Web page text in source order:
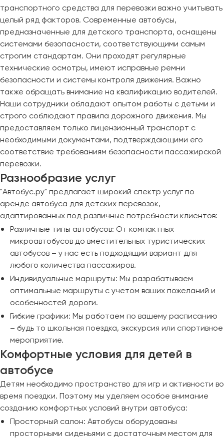
транспортного средства для перевозки важно учитывать
целый ряд факторов. Современные автобусы,
предназначенные для детского транспорта, оснащены
системами безопасности, соответствующими самым
строгим стандартам. Они проходят регулярные
технические осмотры, имеют исправные ремни
безопасности и системы контроля движения. Важно
также обращать внимание на квалификацию водителей.
Наши сотрудники обладают опытом работы с детьми и
строго соблюдают правила дорожного движения. Мы
предоставляем только лицензионный транспорт с
необходимыми документами, подтверждающими его
соответствие требованиям безопасности пассажирской
перевозки.
Разнообразие услуг
"Автобус.ру" предлагает широкий спектр услуг по
аренде автобуса для детских перевозок,
адаптированных под различные потребности клиентов:
Различные типы автобусов: От компактных
микроавтобусов до вместительных туристических
автобусов – у нас есть подходящий вариант для
любого количества пассажиров.
Индивидуальные маршруты: Мы разрабатываем
оптимальные маршруты с учетом ваших пожеланий и
особенностей дороги.
Гибкие графики: Мы работаем по вашему расписанию
– будь то школьная поездка, экскурсия или спортивное
мероприятие.
Комфортные условия для детей в
автобусе
Детям необходимо пространство для игр и активности во
время поездки. Поэтому мы уделяем особое внимание
созданию комфортных условий внутри автобуса:
Просторный салон: Автобусы оборудованы
просторными сиденьями с достаточным местом для